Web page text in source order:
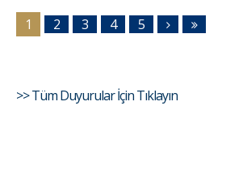
1 2 3 4 5
>> Tüm Duyurular İçin Tıklayın